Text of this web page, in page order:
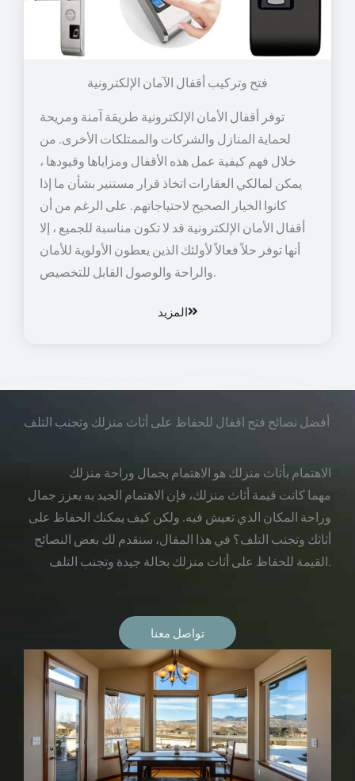
توفر أقفال الأمان الإلكترونية طريقة آمنة ومريحة
لحماية المنازل والشركات والممتلكات الأخرى. من
خلال فهم كيفية عمل هذه الأقفال ومزاياها وقيودها ،
يمكن لمالكي العقارات اتخاذ قرار مستنير بشأن ما إذا
كانوا الخيار الصحيح لاحتياجاتهم. على الرغم من أن
أقفال الأمان الإلكترونية قد لا تكون مناسبة للجميع ، إلا
أنها توفر حلاً فعالاً لأولئك الذين يعطون الأولوية للأمان
والراحة والوصول القابل للتخصيص.
المزيد
أفضل نصائح فتح اقفال للحفاظ على أثاث منزلك وتجنب التلف
الاهتمام بأثاث منزلك هو الاهتمام بجمال وراحة منزلك
مهما كانت قيمة أثاث منزلك، فإن الاهتمام الجيد به يعزز جمال
وراحة المكان الذي تعيش فيه. ولكن كيف يمكنك الحفاظ على
أثاثك وتجنب التلف؟ في هذا المقال، سنقدم لك بعض النصائح
القيمة للحفاظ على أثاث منزلك بحالة جيدة وتجنب التلف.
تواصل معنا